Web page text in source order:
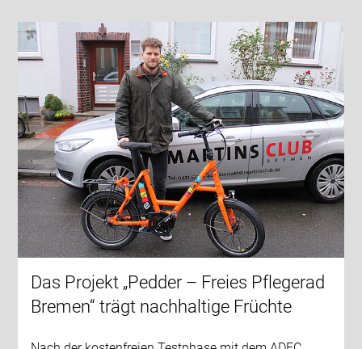
Das Projekt „Pedder – Freies Pflegerad
Bremen“ trägt nachhaltige Früchte